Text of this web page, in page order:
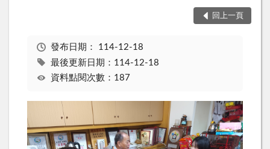
回上一頁
發布日期： 114-12-18
最後更新日期：114-12-18
資料點閱次數：187